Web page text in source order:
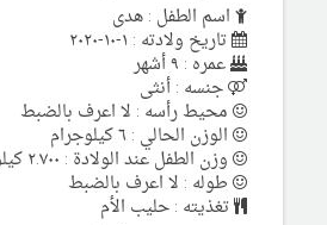
اسم الطفل : هدى
تاريخ ولادته : ١-١٠-٢٠٢٠
عمره : ٩ أشهر
جنسه : أنثى
محيط رأسه : لا اعرف بالضبط
الوزن الحالي : ٦ كيلوجرام
وزن الطفل عند الولادة : ٢.٧٠٠ كيلوجرام
طوله : لا اعرف بالضبط
تغذيته : حليب الأم